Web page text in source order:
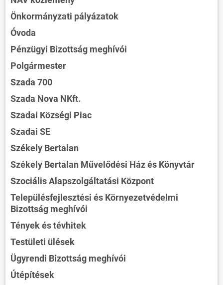
Önkormányzati pályázatok
Óvoda
Pénzügyi Bizottság meghívói
Polgármester
Szada 700
Szada Nova NKft.
Szadai Községi Piac
Szadai SE
Székely Bertalan
Székely Bertalan Művelődési Ház és Könyvtár
Szociális Alapszolgáltatási Központ
Településfejlesztési és Környezetvédelmi
Bizottság meghívói
Tények és tévhitek
Testületi ülések
Ügyrendi Bizottság meghívói
Útépítések